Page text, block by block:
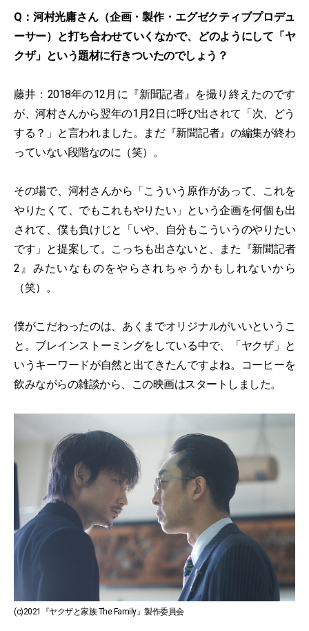
Q：河村光庸さん（企画・製作・エグゼクティブプロデュ
ーサー）と打ち合わせていくなかで、どのようにして「ヤ
クザ」という題材に行きついたのでしょう？
藤井：2018年の12月に『新聞記者』を撮り終えたのです
が、河村さんから翌年の1月2日に呼び出されて「次、どう
する？」と言われました。まだ『新聞記者』の編集が終わ
っていない段階なのに（笑）。
その場で、河村さんから「こういう原作があって、これを
やりたくて、でもこれもやりたい」という企画を何個も出
されて、僕も負けじと「いや、自分もこういうのやりたい
です」と提案して。こっちも出さないと、また『新聞記者
2』みたいなものをやらされちゃうかもしれないから
（笑）。
僕がこだわったのは、あくまでオリジナルがいいというこ
と。ブレインストーミングをしている中で、「ヤクザ」と
いうキーワードが自然と出てきたんですよね。コーヒーを
飲みながらの雑談から、この映画はスタートしました。
(c)2021『ヤクザと家族 The Family』製作委員会